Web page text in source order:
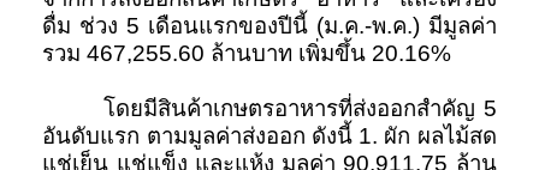
ดื่ม ช่วง 5 เดือนแรกของปีนี้ (ม.ค.-พ.ค.) มีมูลค่า
รวม 467,255.60 ล้านบาท เพิ่มขึ้น 20.16%
โดยมีสินค้าเกษตรอาหารที่ส่งออกสำคัญ 5
อันดับแรก ตามมูลค่าส่งออก ดังนี้ 1. ผัก ผลไม้สด
แช่เย็น แช่แข็ง และแห้ง มูลค่า 90,911.75 ล้าน